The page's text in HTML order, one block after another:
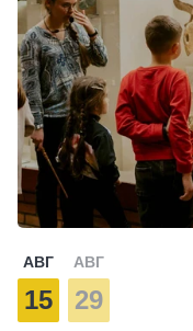
АВГ
15
АВГ
29